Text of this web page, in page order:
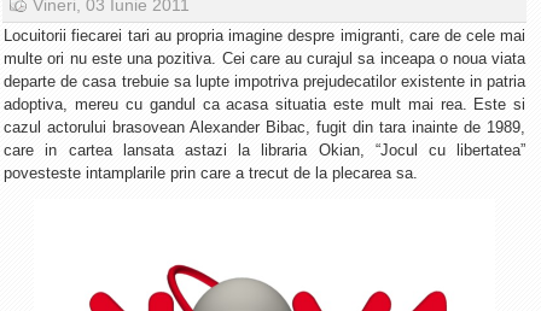
Faţă în faţă
Punctul pe I
BV-01-ADE
Aici pentru tine
De la Mic la Mare
Dialoguri cu Ghişe
Vineri, 03 Iunie 2011
Locuitorii fiecarei tari au propria imagine despre imigranti, care de cele mai
multe ori nu este una pozitiva. Cei care au curajul sa inceapa o noua viata
departe de casa trebuie sa lupte impotriva prejudecatilor existente in patria
adoptiva, mereu cu gandul ca acasa situatia este mult mai rea. Este si
cazul actorului brasovean Alexander Bibac, fugit din tara inainte de 1989,
care in cartea lansata astazi la libraria Okian, “Jocul cu libertatea”
povesteste intamplarile prin care a trecut de la plecarea sa.